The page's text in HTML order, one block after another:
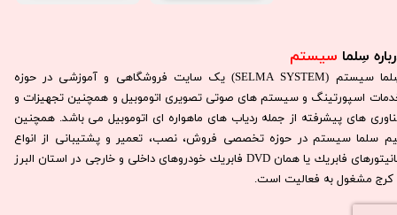
سِلما سیستم​​​​​​​
سِلما سيستم (SELMA SYSTEM) یک سایت فروشگاهی و آموزشی در حوزه
اسپورتینگ و سیستم های صوتی تصویری اتوموبیل و همچنین تجهیزات و
های پیشرفته از جمله ردیاب های ماهواره ای اتوموبیل می باشد. همچنين
سلما سيستم در حوزه تخصصی فروش، نصب، تعمير و پشتيبانی از انواع
مانيتورهای فابريك يا همان DVD فابريك خودروهای داخلی و خارجی در استان البرز
كرج مشغول به فعاليت است.​​​​​​​